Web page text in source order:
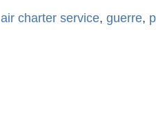
air charter service, guerre,